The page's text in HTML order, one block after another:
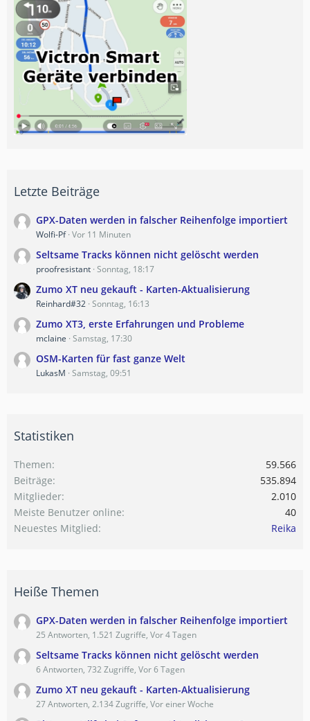
Letzte Beiträge
GPX-Daten werden in falscher Reihenfolge importiert
Wolfi-Pf Vor 11 Minuten
Seltsame Tracks können nicht gelöscht werden
proofresistant Sonntag, 18:17
Zumo XT neu gekauft - Karten-Aktualisierung
Reinhard#32 Sonntag, 16:13
Zumo XT3, erste Erfahrungen und Probleme
mclaine Samstag, 17:30
OSM-Karten für fast ganze Welt
LukasM Samstag, 09:51
Statistiken
Themen
59.566
Beiträge
535.894
Mitglieder
2.010
Meiste Benutzer online
40
Neuestes Mitglied
Reika
Heiße Themen
GPX-Daten werden in falscher Reihenfolge importiert
25 Antworten, 1.521 Zugriffe, Vor 4 Tagen
Seltsame Tracks können nicht gelöscht werden
6 Antworten, 732 Zugriffe, Vor 6 Tagen
Zumo XT neu gekauft - Karten-Aktualisierung
27 Antworten, 2.134 Zugriffe, Vor einer Woche